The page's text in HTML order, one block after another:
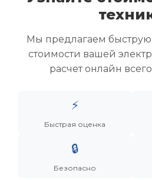
Скупка ноутбуков
Скупка ультрабуков
Скупка игровых ноутбуков
Скупка рабочих ноутбуков
Скупка старых ноутбуков (б/у)
Заказать Смотреть
Мы предлагаем
стоимости вашей
расчет онлайн
⚡
Быстрая оценка
🔒
Безопасно